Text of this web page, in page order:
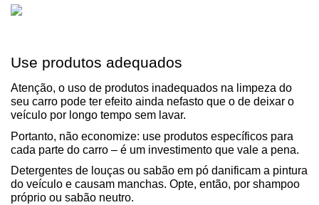
Use produtos adequados
Atenção, o uso de produtos inadequados na limpeza do
seu carro pode ter efeito ainda nefasto que o de deixar o
veículo por longo tempo sem lavar.
Portanto, não economize: use produtos específicos para
cada parte do carro – é um investimento que vale a pena.
Detergentes de louças ou sabão em pó danificam a pintura
do veículo e causam manchas. Opte, então, por shampoo
próprio ou sabão neutro.